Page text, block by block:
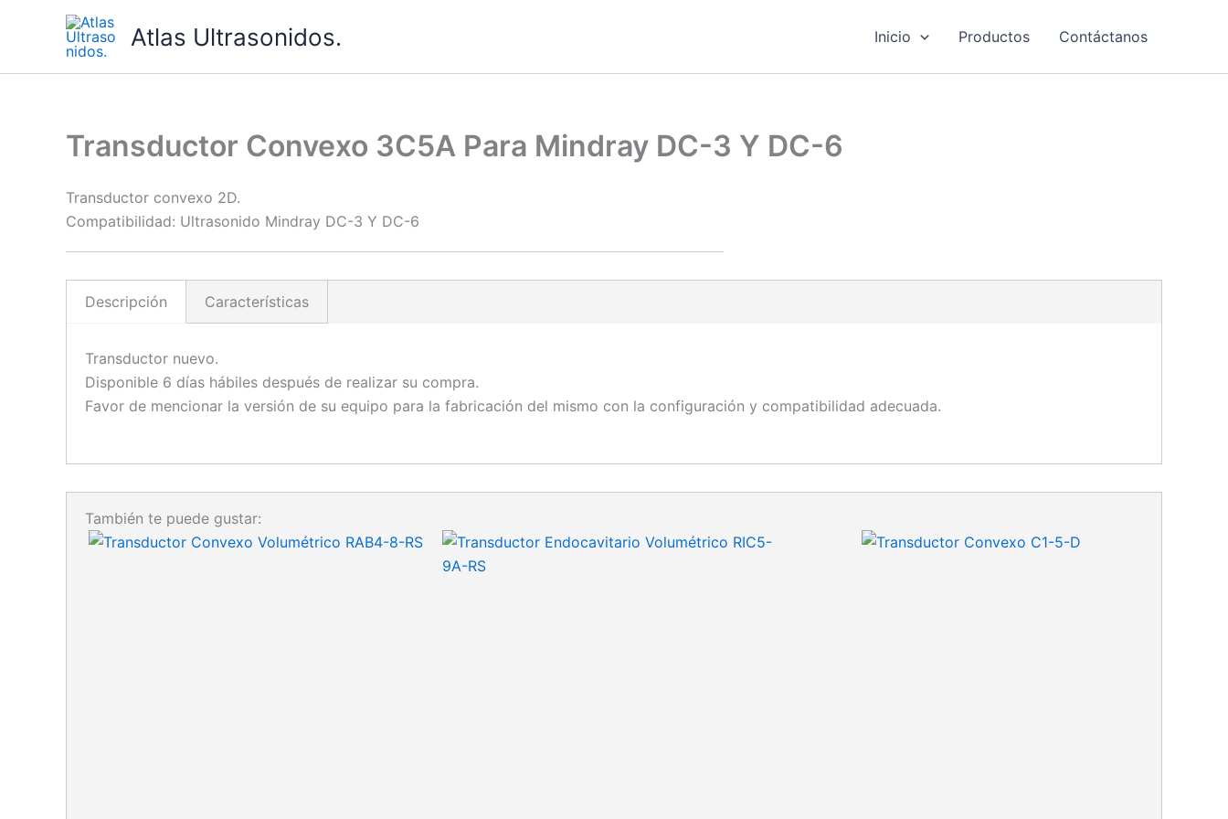
contenido
Atlas Ultrasonidos. Inicio Productos Contáctanos
Transductor Convexo 3C5A Para Mindray DC-3 Y DC-6
Transductor convexo 2D.
Compatibilidad: Ultrasonido Mindray DC-3 Y DC-6
Descripción Características
Transductor nuevo.
Disponible 6 días hábiles después de realizar su compra.
Favor de mencionar la versión de su equipo para la fabricación del mismo con la configuración y compatibilidad adecuada.
También te puede gustar: